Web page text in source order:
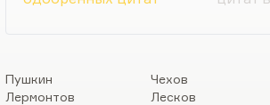
Пушкин
Лермонтов
Чехов
Лесков